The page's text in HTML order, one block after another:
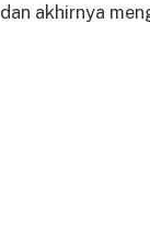
akhirnya